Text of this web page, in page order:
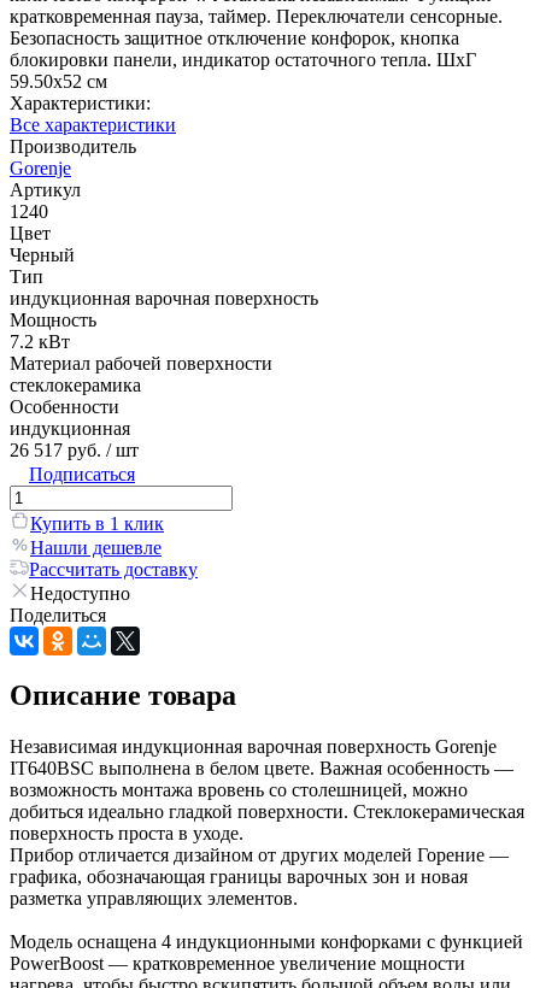
кратковременная пауза, таймер. Переключатели сенсорные.
Безопасность защитное отключение конфорок, кнопка
блокировки панели, индикатор остаточного тепла. ШхГ
59.50х52 см
Характеристики:
Все характеристики
Производитель
Gorenje
Артикул
1240
Цвет
Черный
Тип
индукционная варочная поверхность
Мощность
7.2 кВт
Материал рабочей поверхности
стеклокерамика
Особенности
индукционная
26 517 руб. / шт
Подписаться
Купить в 1 клик
Нашли дешевле
Рассчитать доставку
Недоступно
Поделиться
Описание товара
Независимая индукционная варочная поверхность Gorenje
IT640BSC выполнена в белом цвете. Важная особенность —
возможность монтажа вровень со столешницей, можно
добиться идеально гладкой поверхности. Стеклокерамическая
поверхность проста в уходе.
Прибор отличается дизайном от других моделей Горение —
графика, обозначающая границы варочных зон и новая
разметка управляющих элементов.
Модель оснащена 4 индукционными конфорками с функцией
PowerBoost — кратковременное увеличение мощности